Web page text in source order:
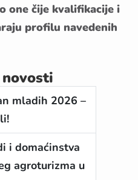
one čije kvalifikacije i
profilu navedenih
mladih 2026 –
i domaćinstva
agroturizma u